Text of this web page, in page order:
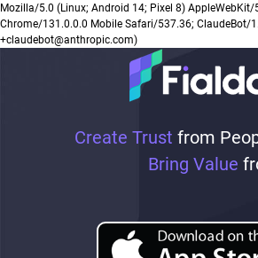
Create Trust from
Bring Value
Mozilla/5.0 (Linux; Android 14; Pixel 8) AppleWebKit/
Chrome/131.0.0.0 Mobile Safari/537.36; ClaudeBot/
+claudebot@anthropic.com)